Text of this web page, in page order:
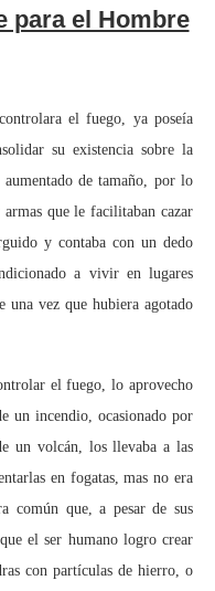
para el Hombre
el fuego, ya poseía
su existencia sobre la
de tamaño, por lo
que le facilitaban cazar
y contaba con un dedo
a vivir en lugares
vez que hubiera agotado
el fuego, lo aprovecho
un incendio, ocasionado por
un volcán, los llevaba a las
en fogatas, mas no era
común que, a pesar de sus
el ser humano logro crear
con partículas de hierro, o